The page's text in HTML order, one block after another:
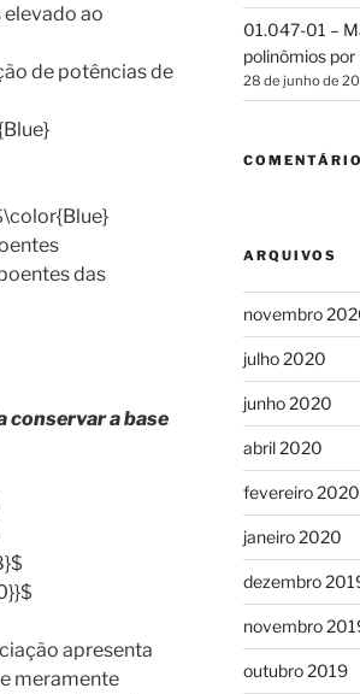
elevado ao
de potências de
das
conservar a base
apresenta
meramente
01.047-01 –
polinômios por
28 de junho de
ARQUIVOS
novembro
julho 2020
junho 2020
abril 2020
fevereiro 2020
janeiro 2020
dezembro
novembro
outubro 2019